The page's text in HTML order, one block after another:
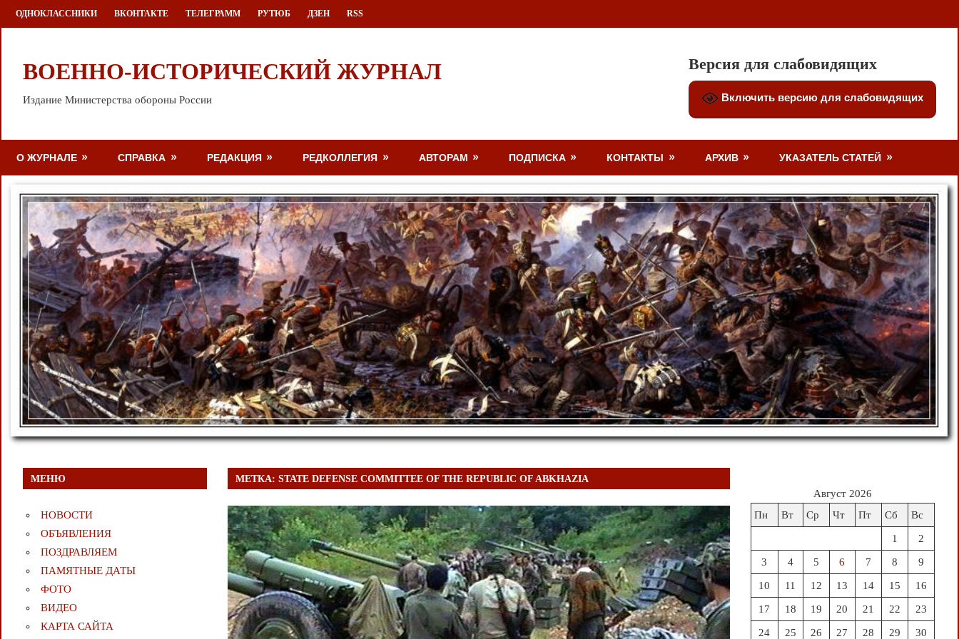
Перейти
к
ОДНОКЛАССНИКИ ВКОНТАКТЕ ТЕЛЕГРАММ РУТЮБ ДЗЕН RSS
ВОЕННО-ИСТОРИЧЕСКИЙ ЖУРНАЛ
Издание Министерства обороны России
Версия для слабовидящих
Включить версию для слабовидящих
О ЖУРНАЛЕ СПРАВКА РЕДАКЦИЯ РЕДКОЛЛЕГИЯ АВТОРАМ ПОДПИСКА КОНТАКТЫ АРХИВ УКАЗАТЕЛЬ СТАТЕЙ
МЕТКА:STATE DEFENSE COMMITTEE OF THE REPUBLIC OF ABKHAZIA
МЕНЮ
НОВОСТИ
ОБЪЯВЛЕНИЯ
ПОЗДРАВЛЯЕМ
ПАМЯТНЫЕ ДАТЫ
ФОТО
ВИДЕО
КАРТА САЙТА
Август 2026
Пн
Вт Ср Чт Пт Сб Вс
1 2
3 4 5 6 7 8 9
10 11 12 13 14 15 16
17 18 19 20 21 22 23
24 25 26 27 28 29 30